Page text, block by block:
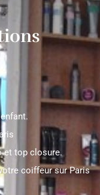
et top closure.
coiffeur sur Paris